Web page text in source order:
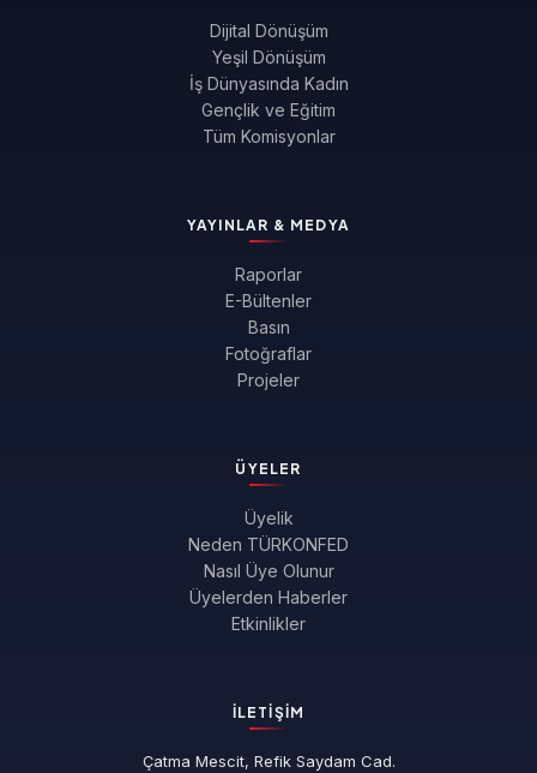
Dijital Dönüşüm
Yeşil Dönüşüm
İş Dünyasında Kadın
Gençlik ve Eğitim
Tüm Komisyonlar
YAYINLAR & MEDYA
Raporlar
E-Bültenler
Basın
Fotoğraflar
Projeler
ÜYELER
Üyelik
Neden TÜRKONFED
Nasıl Üye Olunur
Üyelerden Haberler
Etkinlikler
İLETIŞIM
Çatma Mescit, Refik Saydam Cad.